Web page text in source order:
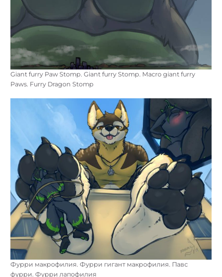
Giant furry Paw Stomp. Giant furry Stomp. Macro giant furry
Paws. Furry Dragon Stomp
Фурри макрофилия. Фурри гигант макрофилия. Павс
фурри. Фурри лапофилия